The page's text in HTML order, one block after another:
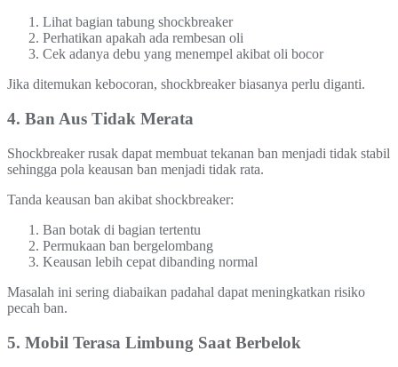
Lihat bagian tabung shockbreaker
Perhatikan apakah ada rembesan oli
Cek adanya debu yang menempel akibat oli bocor
Jika ditemukan kebocoran, shockbreaker biasanya perlu diganti.
4. Ban Aus Tidak Merata
Shockbreaker rusak dapat membuat tekanan ban menjadi tidak stabil
sehingga pola keausan ban menjadi tidak rata.
Tanda keausan ban akibat shockbreaker:
Ban botak di bagian tertentu
Permukaan ban bergelombang
Keausan lebih cepat dibanding normal
Masalah ini sering diabaikan padahal dapat meningkatkan risiko
pecah ban.
5. Mobil Terasa Limbung Saat Berbelok